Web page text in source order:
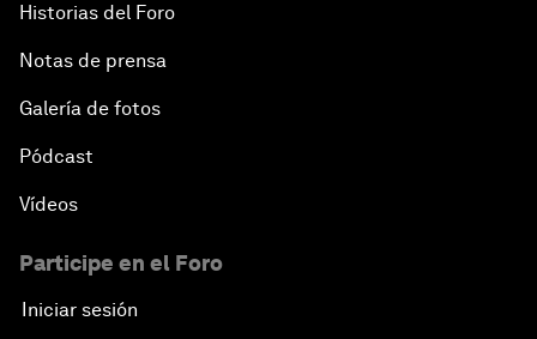
Historias del Foro
Notas de prensa
Galería de fotos
Pódcast
Vídeos
Participe en el Foro
Iniciar sesión